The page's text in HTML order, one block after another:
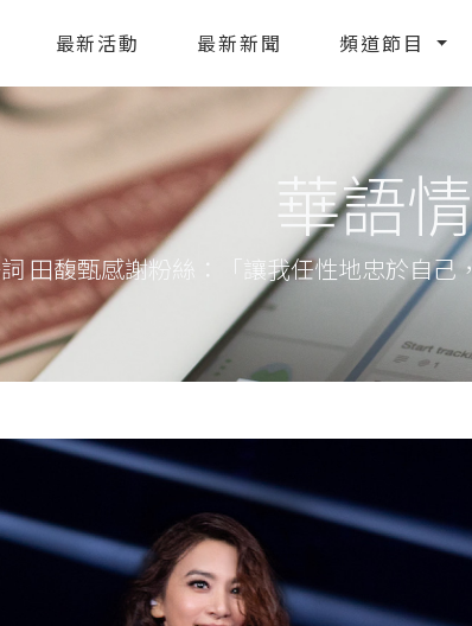
最新活動 最新新聞 頻道節目
華語
田馥甄感謝粉絲：「讓我任性地忠於自己